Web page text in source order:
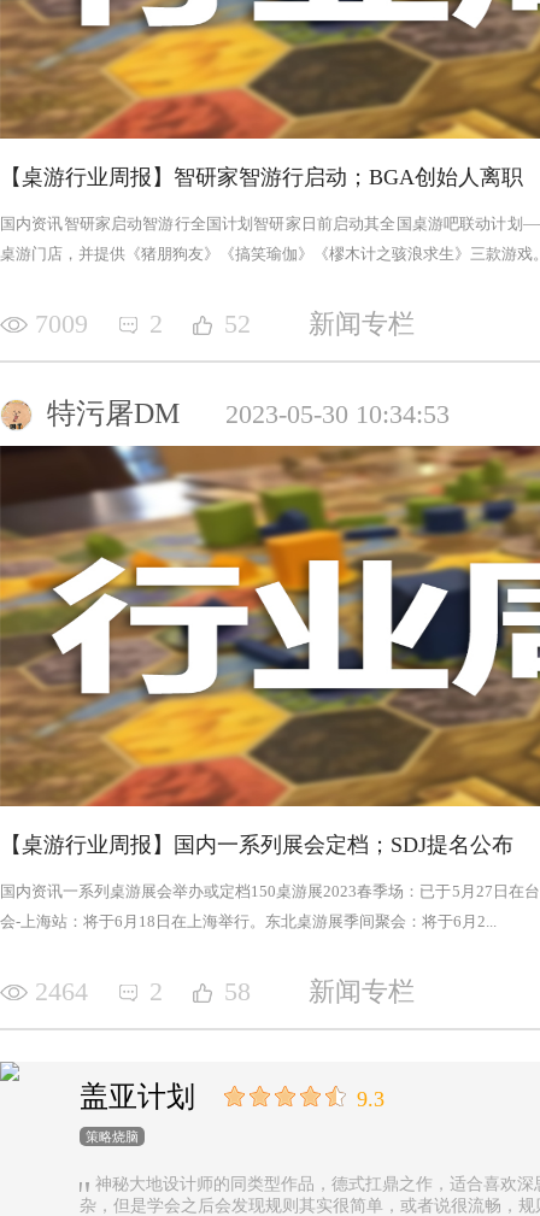
【桌游行业周报】智研家智游行启动；BGA创始人离职
国内资讯智研家启动智游行全国计划智研家日前启动其全国桌游吧联动计
桌游门店，并提供《猪朋狗友》《搞笑瑜伽》《樛木计之骇浪求生》三款游戏
7009 2 52 新闻专栏
特污屠DM 2023-05-30 10:34:53
【桌游行业周报】国内一系列展会定档；SDJ提名公布
国内资讯一系列桌游展会举办或定档150桌游展2023春季场：已于5月27日在
会-上海站：将于6月18日在上海举行。东北桌游展季间聚会：将于6月2...
2464 2 58 新闻专栏
盖亚计划 9.3
策略烧脑
神秘大地设计师的同类型作品，德式扛鼎之作，适合喜欢
杂，但是学会之后会发现规则其实很简单，或者说很流畅，